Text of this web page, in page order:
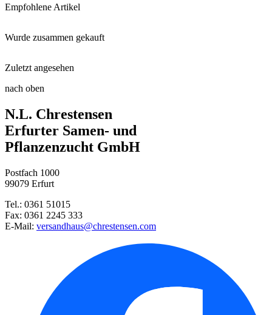
Empfohlene Artikel
Schaufel klein
Protect Garden Alitis Spezial- ...
Wurde zusammen gekauft
Steppenkerze Romance
Erdbeere Marieka mit Topfballe ...
Neudorff Azet® Beeren- und Obs ...
Trompeten-Narzissen Mischung
Erdbeerbäumchen (immertragend) ...
Erdbeere Flair (Reifezeit: seh ...
Zuletzt angesehen
Erdbeere Florice (immertragend ...
nach oben
N.L. Chrestensen
Erfurter Samen- und
Pflanzenzucht GmbH
Postfach 1000
99079 Erfurt
Tel.: 0361 51015
Fax: 0361 2245 333
E-Mail: versandhaus@chrestensen.com